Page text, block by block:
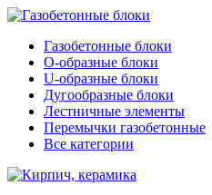
Газобетонные блоки
O-образные блоки
U-образные блоки
Дугообразные блоки
Лестничные элементы
Перемычки газобетонные
Все категории